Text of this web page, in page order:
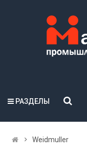
РАЗДЕЛЫ
Weidmuller